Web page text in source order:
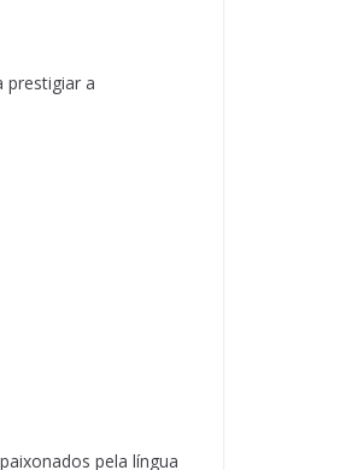
prestigiar a
pela língua